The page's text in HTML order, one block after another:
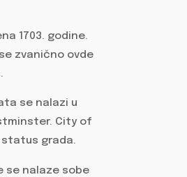
1703. godine.
zvanično ovde
se nalazi u
City of
grada.
se nalaze sobe